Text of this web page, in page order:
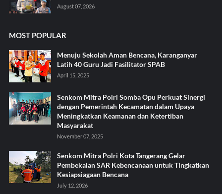
August 07, 2026
MOST POPULAR
Menuju Sekolah Aman Bencana, Karanganyar
Latih 40 Guru Jadi Fasilitator SPAB
April 15, 2025
Senkom Mitra Polri Somba Opu Perkuat Sinergi
dengan Pemerintah Kecamatan dalam Upaya
Meningkatkan Keamanan dan Ketertiban
Masyarakat
November 07, 2025
Senkom Mitra Polri Kota Tangerang Gelar
Pembekalan SAR Kebencanaan untuk Tingkatkan
Kesiapsiagaan Bencana
July 12, 2026